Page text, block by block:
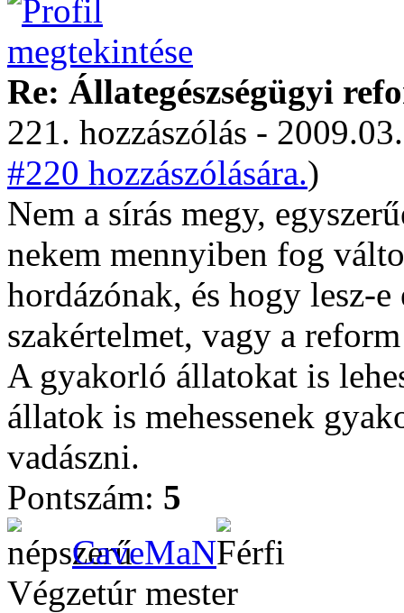
Re: Állategészségügyi
221. hozzászólás -
#220 hozzászólására.)
Nem a sírás megy,
nekem mennyiben fog
hordázónak, és hogy lesz-
szakértelmet, vagy a
A gyakorló állatokat is
állatok is mehessenek
vadászni.
Pontszám: 5
CaveMaN
Végzetúr mester